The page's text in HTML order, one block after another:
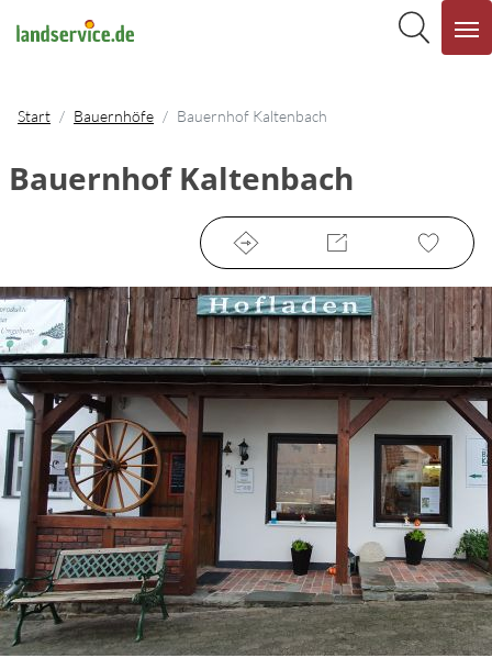
Start Bauernhöfe Bauernhof Kaltenbach
Bauernhof Kaltenbach